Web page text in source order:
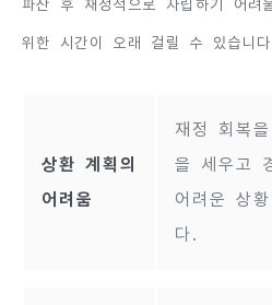
파산 후 재정적으로 자립하기 어
위한 시간이 오래 걸릴 수 있습니
상환 계획의
어려움
재정 회복
을 세우고
어려운 상
다.